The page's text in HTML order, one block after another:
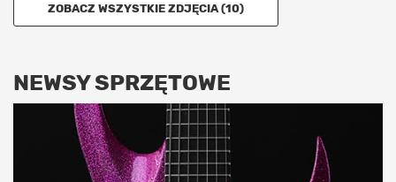
ZOBACZ WSZYSTKIE ZDJĘCIA (10)
NEWSY SPRZĘTOWE